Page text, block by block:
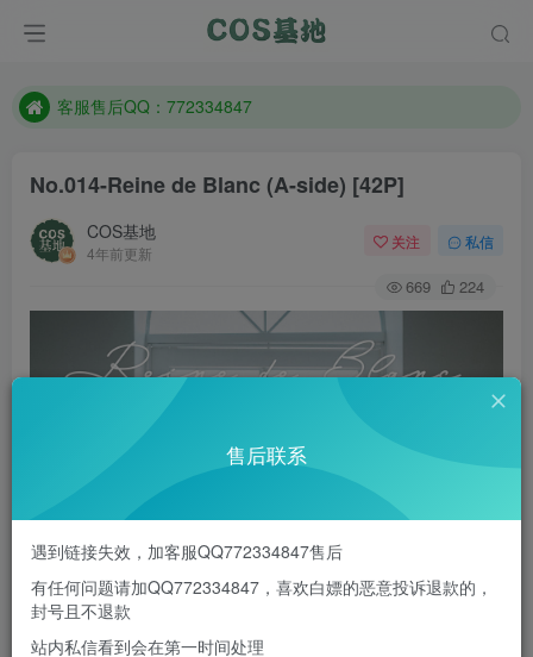
遇到任何问题加客服QQ：772334847
客服售后QQ：772334847
防失联：百度搜索《一七天佳》，实时查看最新站点。
No.014-Reine de Blanc (A-side) [42P]
COS基地
4年前更新
关注 私信
669 224
售后联系
遇到链接失效，加客服QQ772334847售后
有任何问题请加QQ772334847，喜欢白嫖的恶意投诉退款的，
封号且不退款
站内私信看到会在第一时间处理